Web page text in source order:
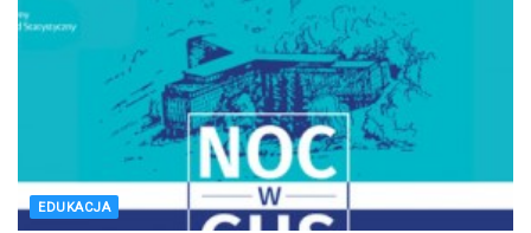
EDUKACJA